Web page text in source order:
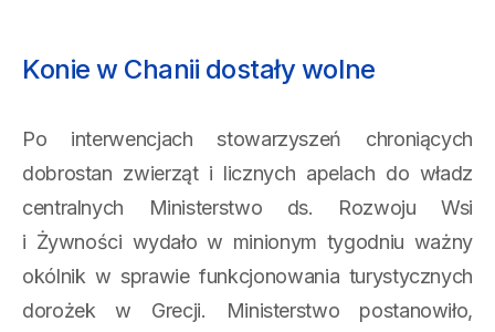
Konie w Chanii dostały wolne
Po interwencjach stowarzyszeń chroniących
dobrostan zwierząt i licznych apelach do władz
centralnych Ministerstwo ds. Rozwoju Wsi
i Żywności wydało w minionym tygodniu ważny
okólnik w sprawie funkcjonowania turystycznych
dorożek w Grecji. Ministerstwo postanowiło,